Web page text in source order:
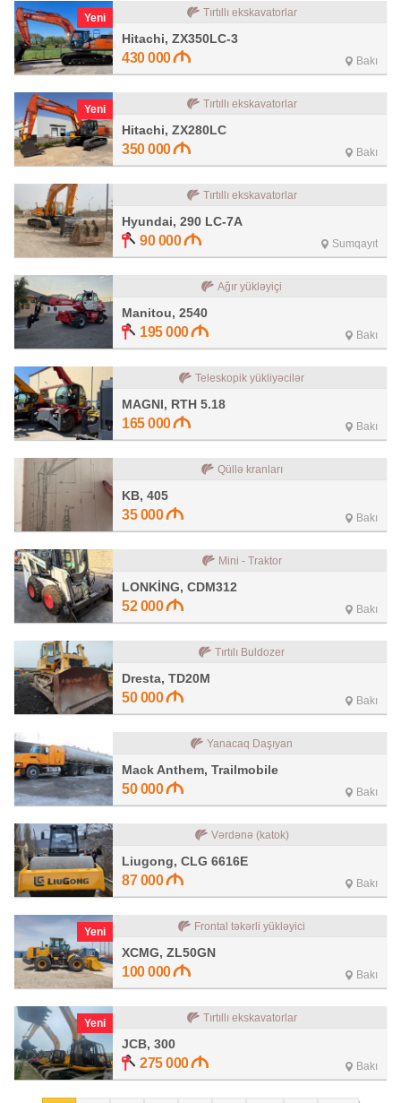
Yeni Tırtıllı ekskavatorlar
Hitachi, ZX350LC-3
430 000 Bakı
Yeni Tırtıllı ekskavatorlar
Hitachi, ZX280LC
350 000 Bakı
Tırtıllı ekskavatorlar
Hyundai, 290 LC-7A
90 000 Sumqayıt
Ağır yükləyiçi
Manitou, 2540
195 000 Bakı
Teleskopik yükliyəcilər
MAGNI, RTH 5.18
165 000 Bakı
Qüllə kranları
KB, 405
35 000 Bakı
Mini - Traktor
LONKİNG, CDM312
52 000 Bakı
Tırtılı Buldozer
Dresta, TD20M
50 000 Bakı
Yanacaq Daşıyan
Mack Anthem, Trailmobile
50 000 Bakı
Vərdənə (katok)
Liugong, CLG 6616E
87 000 Bakı
Yeni Frontal təkərli yükləyici
XCMG, ZL50GN
100 000 Bakı
Yeni Tırtıllı ekskavatorlar
JCB, 300
275 000 Bakı